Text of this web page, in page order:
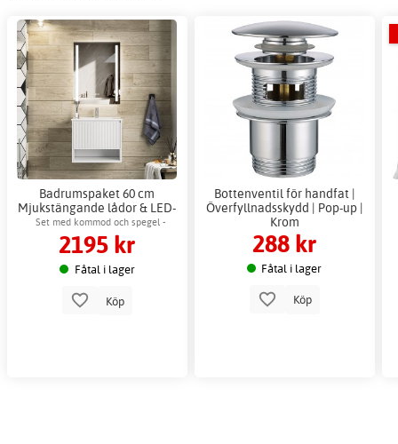
Badrumspaket 60 cm
Mjukstängande lådor & LED-
spegel - Aurelia
Set med kommod och spegel -
keramiskt tvättställ & dimbar LED-
spegel med anti-fog.
2195 kr
Fåtal i lager
Köp
Bottenventil för handfat |
Överfyllnadsskydd | Pop-up |
Krom
288 kr
Fåtal i lager
Köp